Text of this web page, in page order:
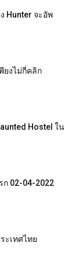
Hunter จะอัพ
ยงไม่กี่คลิก
Hostel ใน
ก 02-04-2022
ะเทศไทย